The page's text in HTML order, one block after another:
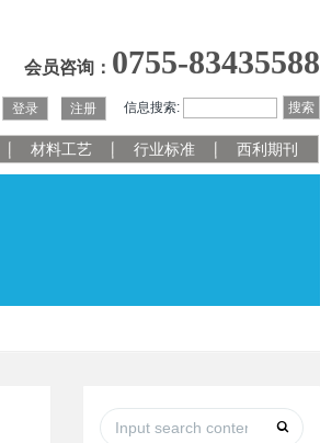
会员咨询： 0755-83435588
信息搜索: 搜索
登录 注册
材料工艺 行业标准 西利期刊